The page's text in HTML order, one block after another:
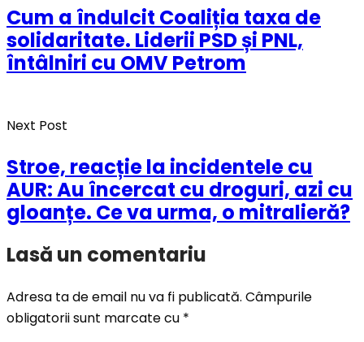
Cum a îndulcit Coaliția taxa de
solidaritate. Liderii PSD și PNL,
întâlniri cu OMV Petrom
Next Post
Stroe, reacție la incidentele cu
AUR: Au încercat cu droguri, azi cu
gloanțe. Ce va urma, o mitralieră?
Lasă un comentariu
Adresa ta de email nu va fi publicată. Câmpurile
obligatorii sunt marcate cu *